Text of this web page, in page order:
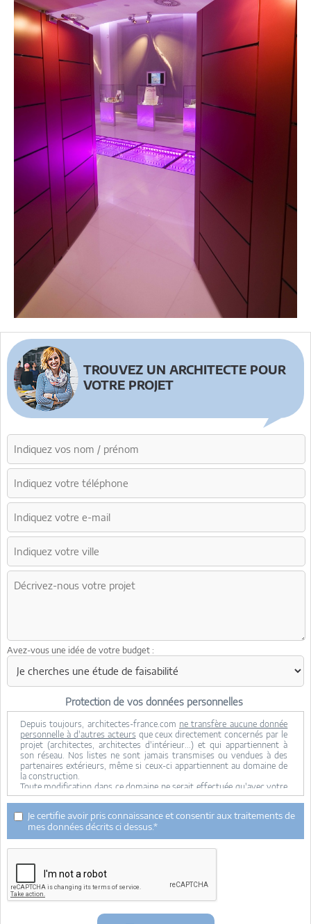
TROUVEZ UN ARCHITECTE POUR
VOTRE PROJET
Avez-vous une idée de votre budget :
Protection de vos données personnelles
Depuis toujours, architectes-france.com ne transfère aucune donnée
personnelle à d'autres acteurs que ceux directement concernés par le
projet (architectes, architectes d'intérieur...) et qui appartiennent à
son réseau. Nos listes ne sont jamais transmises ou vendues à des
partenaires extérieurs, même si ceux-ci appartiennent au domaine de
la construction.
Toute modification dans ce domaine ne serait effectuée qu'avec votre
consentement.
Je consens à ce que mes données personnelles soient collectées pour
permettre à architectes-france de transférer votre projet aux
architectes. Seul Architectes-france, ses équipes internes et la
maitrise d'oeuvre concernée par le projet y ont accès. Aucune
transmission de données à des tiers à l'exclusion de ceux décrits ci
dessus n'est réalisée.
Mes données téléphoniques seront uniquement utilisées par
Architectes-france.com et les architectes de notre réseau dans le
cadre de la qualification et du suivi de mon projet.
Les données sont conservées pendant une durée de 18 mois courant à
Je certifie avoir pris connaissance et consentir aux traitements de
mes données décrits ci dessus.*